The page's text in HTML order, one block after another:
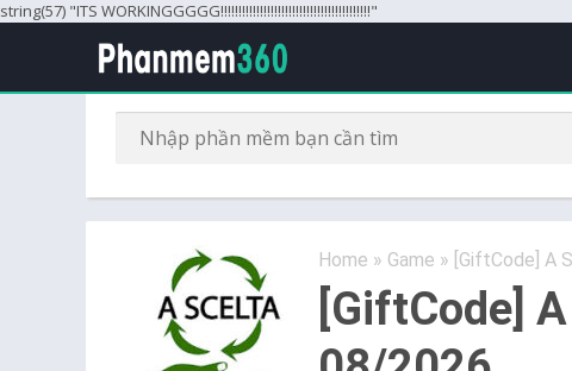
string(57) "ITS WORKINGGGGG!!!!!!!!!!!!!!!!!!!!!!!!!!!!!!!!!!!!!!!!!!"
Home » Game » [GiftCode] A
[GiftCode]